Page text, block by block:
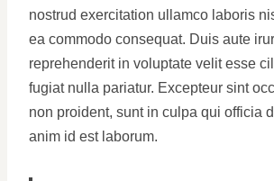
nostrud exercitation ullamco laboris
ea commodo consequat. Duis aute
reprehenderit in voluptate velit esse
fugiat nulla pariatur. Excepteur sint
non proident, sunt in culpa qui officia
anim id est laborum.